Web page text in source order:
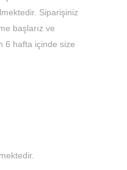
Siparişiniz
başlarız ve
6 hafta içinde size